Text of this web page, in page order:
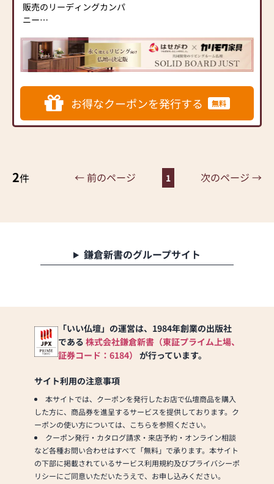
≪「カリモク家具」との協
同開発≫
お仏壇のはせがわは、日本
を代表する家具メーカー
「カリモク家具」との協同
います。他にも国内の家具
専門メーカーと作り上げた
お仏壇コレクションがあ
●仏壇・仏具・お墓・相
「来店予約ボタン」からお
に「いい仏壇を見た」とお
伝えください)
●訪問(はせがわの専門スタ
ッフがご相談や商品ご購入
のお手続きを致します)
≪お仏壇のはせがわよりお
客様へ≫
「仏壇や仏具をお探しでし
たら、ぜひお仏壇のはせが
わにお越しください。当店
は幅広い品揃えとリーズナ
ブルな価格でお客様をお迎
えしています。
販売のリーディングカンパ
ニー
内家具専門メーカーと、モ
ダンなインテリアにマッチ
するお仏壇を展開
◆◆ お陰様で創業94年 ◆◆
国内130店舗以上のスケール
メリットと東証上場の信
3,000基のお墓を納めていま
す。「お仏壇のはせがわ」
案しております。ご自身、
ついて、迷うことや、お困
りのことなどございました
意しております。1,000種類
以上の組み合わせの中から
お客様に合ったお仏壇・お
同開発≫
お仏壇のはせがわは、日本
を代表する家具メーカー
「カリモク家具」との協同
開発で、現代の住宅にあっ
たモダンなお仏壇を作って
お得なクーポンを発行する 無料
2件 ← 前のページ 1 次のページ →
鎌倉新書のグループサイト
「いい仏壇」の運営は、1984年創業の出版社
である 株式会社鎌倉新書（東証プライム上場、
証券コード：6184） が行っています。
サイト利用の注意事項
本サイトでは、クーポンを発行したお店で仏壇商品を購入
した方に、商品券を進呈するサービスを提供しております。ク
ーポンの使い方については、こちらを参照ください。
クーポン発行・カタログ請求・来店予約・オンライン相談
など各種お問い合わせはすべて「無料」で承ります。本サイト
の下部に掲載されているサービス利用規約及びプライバシーポ
リシーにご同意いただいたうえで、お申し込みください。